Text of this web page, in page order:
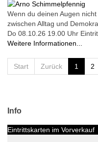
Wenn du deinen Augen
zwischen Alltag und
Do 08.10.26 19.00 Uhr
Weitere Informationen...
Start
Zurück 1 2
Info
Eintrittskarten im Vorverkauf